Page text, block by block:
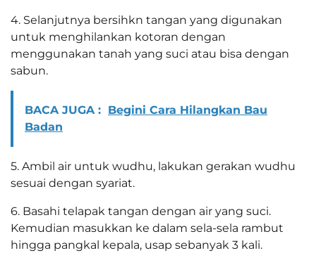
4. Selanjutnya bersihkn tangan yang digunakan
untuk menghilankan kotoran dengan
menggunakan tanah yang suci atau bisa dengan
sabun.
BACA JUGA : Begini Cara Hilangkan Bau
Badan
5. Ambil air untuk wudhu, lakukan gerakan wudhu
sesuai dengan syariat.
6. Basahi telapak tangan dengan air yang suci.
Kemudian masukkan ke dalam sela-sela rambut
hingga pangkal kepala, usap sebanyak 3 kali.